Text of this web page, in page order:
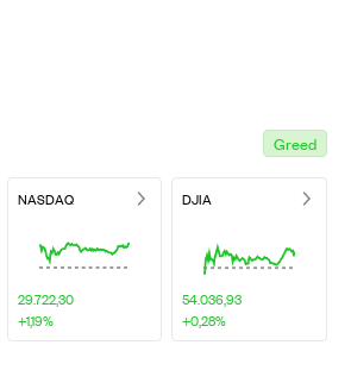
Greed
NASDAQ
29.722,30
+1,19%
DJIA
54.036,93
+0,28%